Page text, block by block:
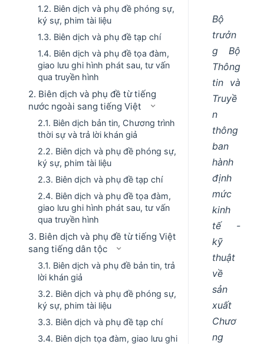
1.2. Biên dịch và phụ đề phóng sự,
ký sự, phim tài liệu
1.3. Biên dịch và phụ đề tạp chí
1.4. Biên dịch và phụ đề tọa đàm,
giao lưu ghi hình phát sau, tư vấn
qua truyền hình
2. Biên dịch và phụ đề từ tiếng
nước ngoài sang tiếng Việt
2.1. Biên dịch bản tin, Chương trình
thời sự và trả lời khán giả
2.2. Biên dịch và phụ đề phóng sự,
ký sự, phim tài liệu
2.3. Biên dịch và phụ đề tạp chí
2.4. Biên dịch và phụ đề tọa đàm,
giao lưu ghi hình phát sau, tư vấn
qua truyền hình
3. Biên dịch và phụ đề từ tiếng Việt
sang tiếng dân tộc
3.1. Biên dịch và phụ đề bản tin, trả
lời khán giả
3.2. Biên dịch và phụ đề phóng sự,
ký sự, phim tài liệu
3.3. Biên dịch và phụ đề tạp chí
3.4. Biên dịch tọa đàm, giao lưu ghi
Bộ
trưởn
g Bộ
Thông
tin và
Truyề
n
thông
ban
hành
định
mức
kinh
tế -
kỹ
thuật
về
sản
xuất
Chươ
ng